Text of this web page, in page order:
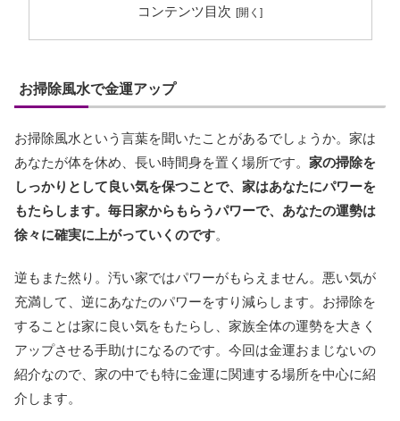
コンテンツ目次
お掃除風水で金運アップ
お掃除風水という言葉を聞いたことがあるでしょうか。家は
あなたが体を休め、長い時間身を置く場所です。 家の掃除を
しっかりとして良い気を保つことで、家はあなたにパワーを
もたらします。毎日家からもらうパワーで、あなたの運勢は
徐々に確実に上がっていくのです。
逆もまた然り。汚い家ではパワーがもらえません。悪い気が
充満して、逆にあなたのパワーをすり減らします。お掃除を
することは家に良い気をもたらし、家族全体の運勢を大きく
アップさせる手助けになるのです。今回は金運おまじないの
紹介なので、家の中でも特に金運に関連する場所を中心に紹
介します。